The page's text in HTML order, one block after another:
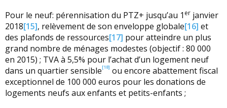
Pour le neuf: pérennisation du PTZ+ jusqu’au 1 er janvier
2018[15], relèvement de son enveloppe globale[16] et
des plafonds de ressources[17] pour atteindre un plus
grand nombre de ménages modestes (objectif : 80 000
en 2015) ; TVA à 5,5% pour l’achat d’un logement neuf
dans un quartier sensible[18] ou encore abattement fiscal
exceptionnel de 100 000 euros pour les donations de
logements neufs aux enfants et petits-enfants ;